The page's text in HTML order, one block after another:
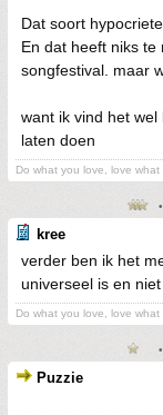
Dat soort
En dat heeft niks
songfestival. maar
want ik vind het
laten doen
Do what you love, love what
kree
verder ben ik het
universeel is en
Do what you love, love what
Puzzie